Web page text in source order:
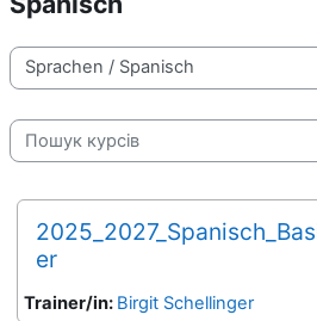
Категорії курсів
Пошук курсів
er
Trainer/in: Birgit Schellinger